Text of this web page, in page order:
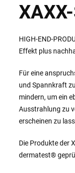
HIGH-END-
Effekt plus
Für eine
und Spannkraft
mindern, um ein
Ausstrahlung zu
erscheinen zu
Die Produkte der
dermatest®